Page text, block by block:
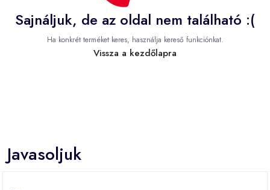
Sajnáljuk, de az oldal nem található :(
Ha konkrét terméket keres, használja kereső funkciónkat.
Vissza a kezdőlapra
Javasoljuk